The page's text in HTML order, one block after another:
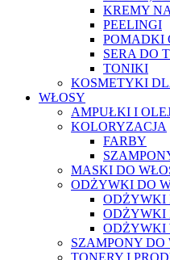
KREMY
PEELINGI
POMADKI
SERA DO
TONIKI
KOSMETYKI
WŁOSY
AMPUŁKI I
KOLORYZACJA
FARBY
MASKI DO
ODŻYWKI DO
ODŻYWKI
ODŻYWKI
ODŻYWKI
SZAMPONY DO
TONERY I